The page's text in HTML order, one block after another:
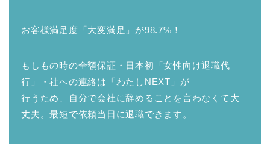
お客様満足度「大変満足」が98.7%！
もしもの時の全額保証・日本初「女性向け退職代
行」・社への連絡は「わたしNEXT」が
行うため、自分で会社に辞めることを言わなくて大
丈夫。最短で依頼当日に退職できます。